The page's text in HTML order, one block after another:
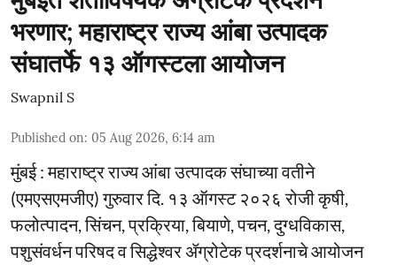
भरणार; महाराष्ट्र राज्य आंबा उत्पादक
संघातर्फे १३ ऑगस्टला आयोजन
Swapnil S
Published on: 05 Aug 2026, 6:14 am
मुंबई : महाराष्ट्र राज्य आंबा उत्पादक संघाच्या वतीने
(एमएसएमजीए) गुरुवार दि. १३ ऑगस्ट २०२६ रोजी कृषी,
फलोत्पादन, सिंचन, प्रक्रिया, बियाणे, पचन, दुग्धविकास,
पशुसंवर्धन परिषद व सिद्धेश्वर ॲग्रोटेक प्रदर्शनाचे आयोजन